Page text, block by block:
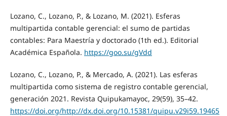
Lozano, C., Lozano, P., & Lozano, M. (2021). Esferas
multipartida contable gerencial: el sumo de partidas
contables: Para Maestría y doctorado (1th ed.). Editorial
Académica Española. https://goo.su/gVdd
Lozano, C., Lozano, P., & Mercado, A. (2021). Las esferas
multipartida como sistema de registro contable gerencial,
generación 2021. Revista Quipukamayoc, 29(59), 35–42.
https://doi.org/http://dx.doi.org/10.15381/quipu.v29i59.19465